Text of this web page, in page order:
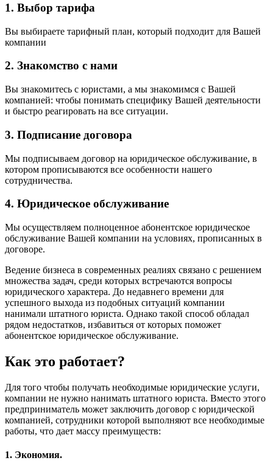
1. Выбор тарифа
Вы выбираете тарифный план, который подходит для Вашей
компании
2. Знакомство с нами
Вы знакомитесь с юристами, а мы знакомимся с Вашей
компанией: чтобы понимать специфику Вашей деятельности
и быстро реагировать на все ситуации.
3. Подписание договора
Мы подписываем договор на юридическое обслуживание, в
котором прописываются все особенности нашего
сотрудничества.
4. Юридическое обслуживание
Мы осуществляем полноценное абонентское юридическое
обслуживание Вашей компании на условиях, прописанных в
договоре.
Ведение бизнеса в современных реалиях связано с решением
множества задач, среди которых встречаются вопросы
юридического характера. До недавнего времени для
успешного выхода из подобных ситуаций компании
нанимали штатного юриста. Однако такой способ обладал
рядом недостатков, избавиться от которых поможет
абонентское юридическое обслуживание.
Как это работает?
Для того чтобы получать необходимые юридические услуги,
компании не нужно нанимать штатного юриста. Вместо этого
предприниматель может заключить договор с юридической
компанией, сотрудники которой выполняют все необходимые
работы, что дает массу преимуществ:
1. Экономия.